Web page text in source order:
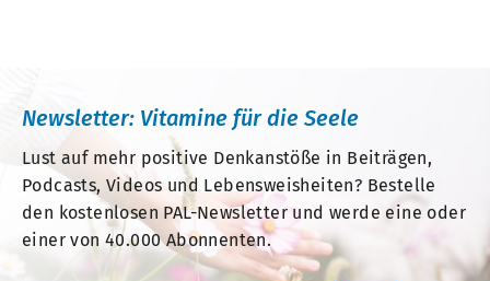
Damit ist das Lebensfreude-Tagebuch die
perfekte Ergänzung für alle, die den
Lebensfreude-Kalenderlieben und sich täglich
von ihm begleiten lassen (über 450.000
Leserinnen und Leser pro Jahr!). Entwickelt von
Newsletter: Vitamine für die Seele
Lust auf mehr positive Denkanstöße in Beiträgen,
Podcasts, Videos und Lebensweisheiten? Bestelle
den kostenlosen PAL-Newsletter und werde eine oder
einer von 40.000 Abonnenten.